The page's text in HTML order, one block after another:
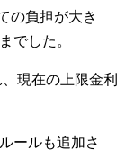
の負担が大き
でした。
現在の上限金利
ールも追加さ